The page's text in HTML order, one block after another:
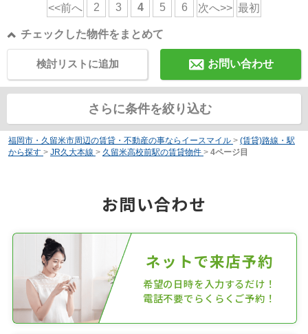
<<前へ 2 3 4 5 6 次へ>> 最初
チェックした物件をまとめて
お問い合わせ
検討リストに追加
さらに条件を絞り込む
福岡市・久留米市周辺の賃貸・不動産の事ならイースマイル > (賃貸)路線・駅
から探す > JR久大本線 > 久留米高校前駅の賃貸物件 > 4ページ目
お問い合わせ
ネットで来店予約
希望の日時を入力するだけ！
電話不要でらくらくご予約！